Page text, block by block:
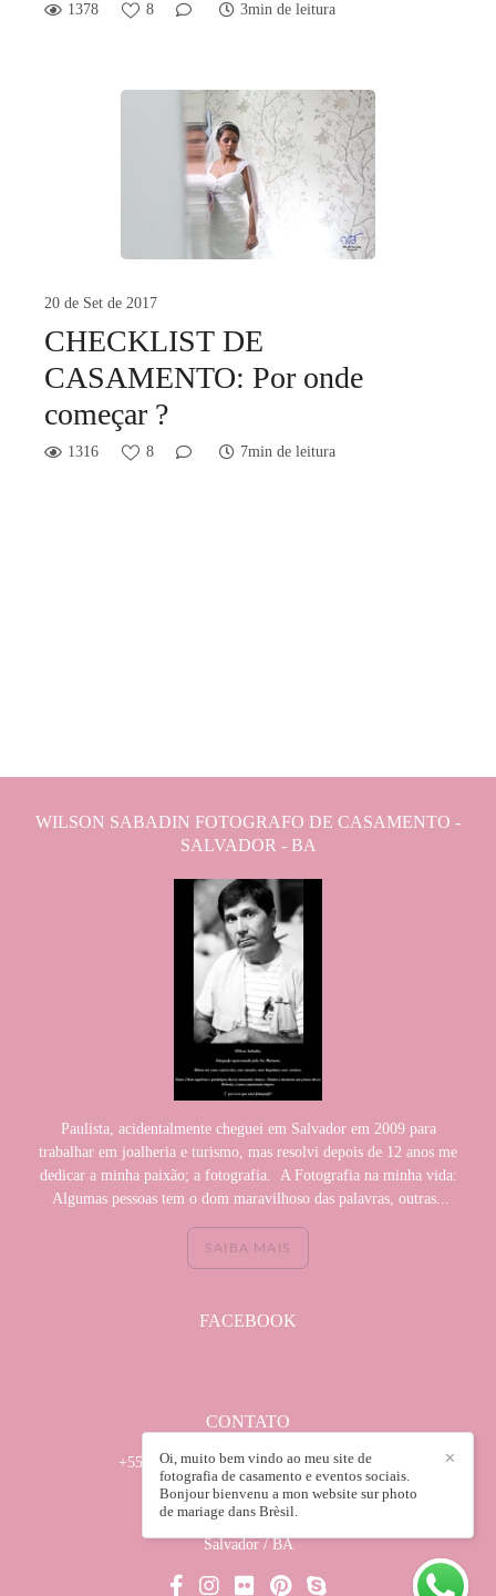
1378 8 3min de leitura
20 de Set de 2017
CHECKLIST DE
CASAMENTO: Por onde
começar ?
1316 8 7min de leitura
WILSON SABADIN FOTOGRAFO DE CASAMENTO -
SALVADOR - BA
Paulista, acidentalmente cheguei em Salvador em 2009 para
trabalhar em joalheria e turismo, mas resolvi depois de 12 anos me
dedicar a minha paixão; a fotografia. A Fotografia na minha vida:
Algumas pessoas tem o dom maravilhoso das palavras, outras...
SAIBA MAIS
FACEBOOK
CONTATO
+55 (71) 982950035 / +55(71) 32418672
Enviar mensagem
wilsonsabadin@hotmail.com
Salvador / BA
✕
Oi, muito bem vindo ao meu site de
fotografia de casamento e eventos sociais.
Bonjour bienvenu a mon website sur photo
de mariage dans Brèsil.